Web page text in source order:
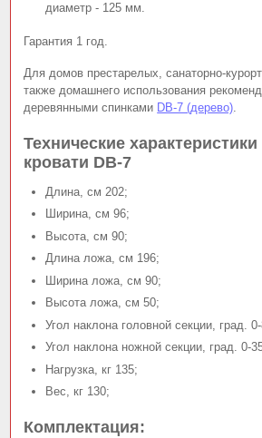
диаметр - 125 мм.
Гарантия 1 год.
Для домов престарелых, санаторно-
также домашнего использования
деревянными спинками DB-7 (дерево)
Технические
кровати DB-7
Длина, см 202;
Ширина, см 96;
Высота, см 90;
Длина ложа, см 196;
Ширина ложа, см 90;
Высота ложа, см 50;
Угол наклона головной секции, град.
Угол наклона ножной секции, град. 0-
Нагрузка, кг 135;
Вес, кг 130;
Комплектация: